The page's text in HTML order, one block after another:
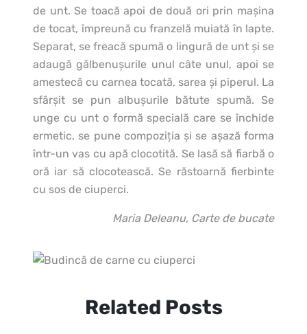
de unt. Se toacă apoi de două ori prin maşina
de tocat, împreună cu franzelă muiată în lapte.
Separat, se freacă spumă o lingură de unt şi se
adaugă gălbenuşurile unul câte unul, apoi se
amestecă cu carnea tocată, sarea şi piperul. La
sfârşit se pun albuşurile bătute spumă. Se
unge cu unt o formă specială care se închide
ermetic, se pune compoziţia şi se aşază forma
într-un vas cu apă clocotită. Se lasă să fiarbă o
oră iar să clocotească. Se răstoarnă fierbinte
cu sos de ciuperci.
Maria Deleanu, Carte de bucate
Related Posts